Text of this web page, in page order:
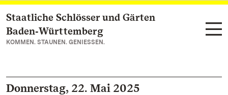
Zum Hauptinhalt springen
Staatliche Schlösser und Gärten
Baden‑Württemberg
KOMMEN. STAUNEN. GENIESSEN.
Donnerstag, 22. Mai 2025